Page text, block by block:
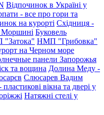
Відпочинок в Україні у
- все про гори та
на курорті Східниця -
Моршині Буковель
НМП "Грибовка"
на Черном море
панели Запорожья
та вощина Долина Меду -
Слюсарев Вадим
вікна та двері у
Натяжні стелі у